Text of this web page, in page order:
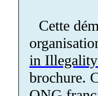
Cette
in
brochure.